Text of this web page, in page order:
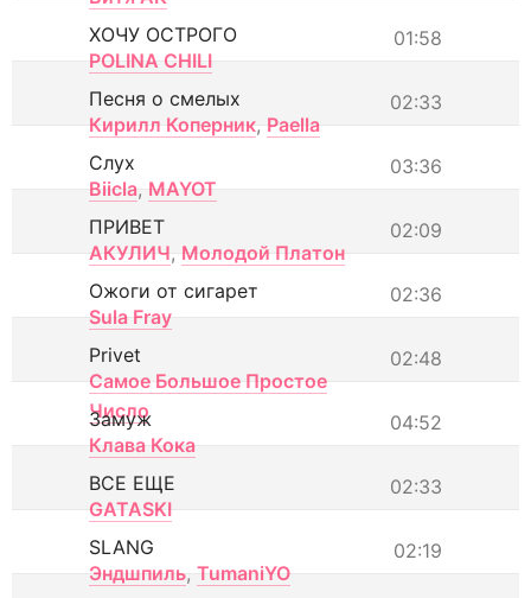
01:58
ХОЧУ ОСТРОГО
POLINA CHILI
02:33
Песня о смелых
Кирилл Коперник, Paella
03:36
Слух
Biicla, MAYOT
02:09
ПРИВЕТ
АКУЛИЧ, Молодой Платон
02:36
Ожоги от сигарет
Sula Fray
02:48
Privet
Самое Большое Простое
Число
04:52
Замуж
Клава Кока
02:33
ВСЕ ЕЩЕ
GATASKI
02:19
SLANG
Эндшпиль, TumaniYO